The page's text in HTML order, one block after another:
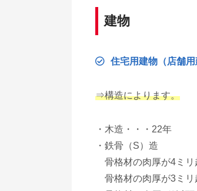
建物
住宅用建物（店舗用
⇒構造によります。
・木造・・・22年
・鉄骨（S）造
骨格材の肉厚が4ミリ
骨格材の肉厚が3ミリ